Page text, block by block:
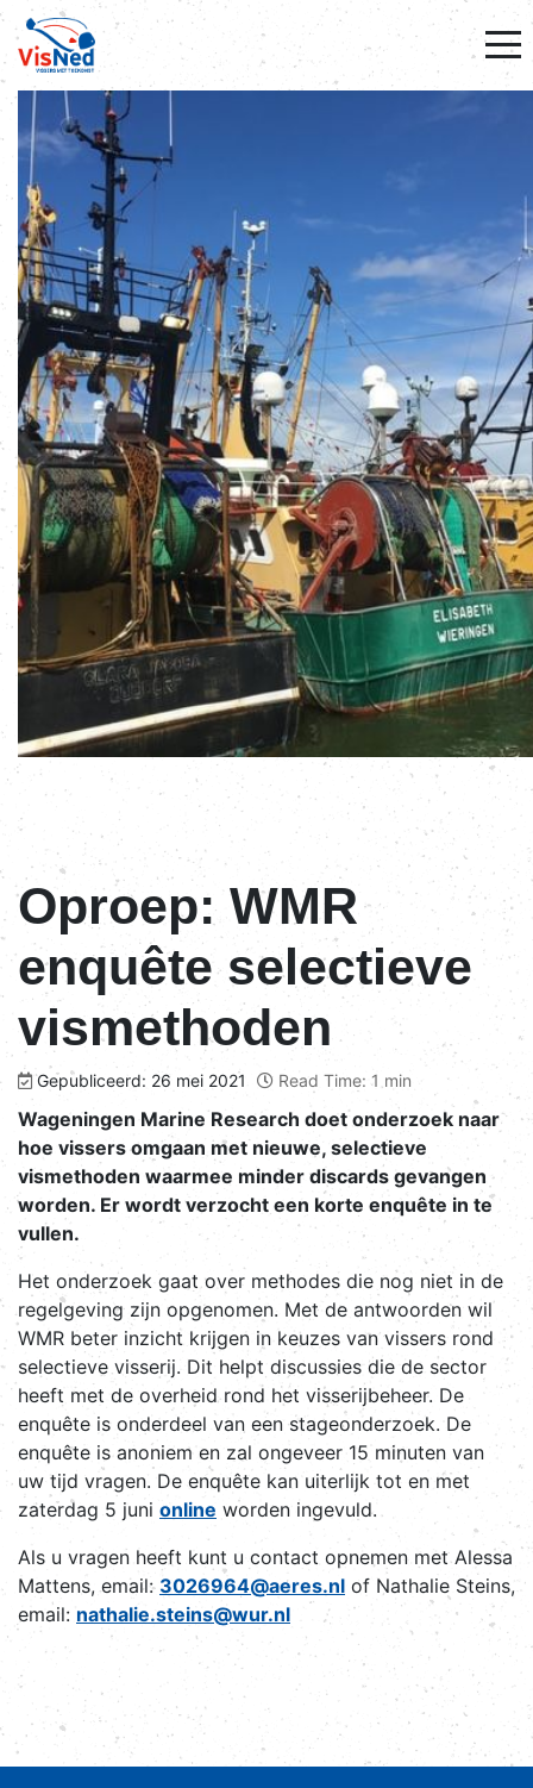
Oproep: WMR
enquête selectieve
vismethoden
Gepubliceerd: 26 mei 2021 Read Time: 1 min
Wageningen Marine Research doet onderzoek naar
hoe vissers omgaan met nieuwe, selectieve
vismethoden waarmee minder discards gevangen
worden. Er wordt verzocht een korte enquête in te
vullen.
Het onderzoek gaat over methodes die nog niet in de
regelgeving zijn opgenomen. Met de antwoorden wil
WMR beter inzicht krijgen in keuzes van vissers rond
selectieve visserij. Dit helpt discussies die de sector
heeft met de overheid rond het visserijbeheer. De
enquête is onderdeel van een stageonderzoek. De
enquête is anoniem en zal ongeveer 15 minuten van
uw tijd vragen. De enquête kan uiterlijk tot en met
zaterdag 5 juni online worden ingevuld.
Als u vragen heeft kunt u contact opnemen met Alessa
Mattens, email: 3026964@aeres.nl of Nathalie Steins,
email: nathalie.steins@wur.nl